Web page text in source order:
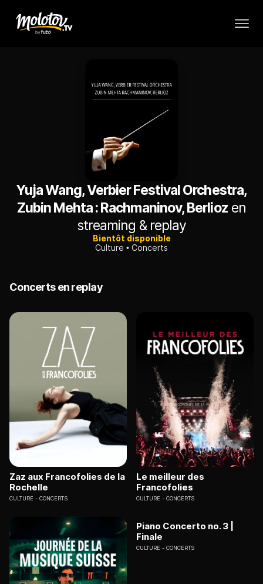
Yuja Wang, Verbier Festival Orchestra,
Zubin Mehta : Rachmaninov, Berlioz en
streaming & replay
Bientôt disponible
Culture
Concerts
Concerts en replay
Zaz aux Francofolies de la
Rochelle
CULTURE CONCERTS
Le meilleur des
Francofolies
CULTURE CONCERTS
Piano Concerto no. 3 |
Finale
CULTURE CONCERTS